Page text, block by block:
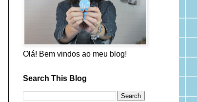
Olá! Bem vindos ao meu blog!
Search This Blog